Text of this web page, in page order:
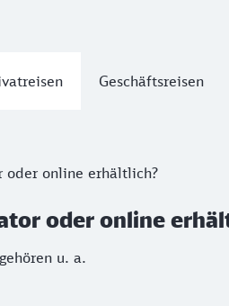
Geschäftsreisen
oder online erhältlich?
oder online
u. a.